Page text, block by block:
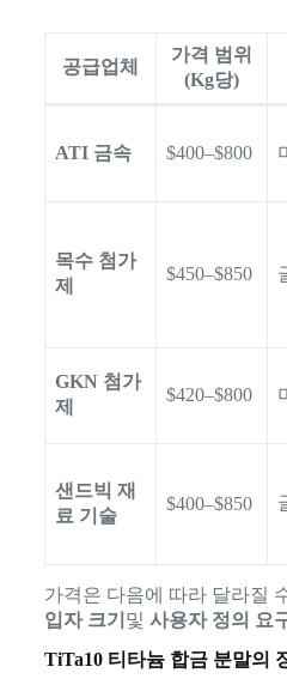
공급업체
가격 범위
(Kg당)
ATI 금속 $400–$800
목수 첨가
제
$450–$850
GKN 첨가
제
$420–$800
샌드빅 재
료 기술
$400–$850
가격은 다음에 따라 달라질
입자 크기 및 사용자 정의 요
TiTa10 티타늄 합금 분말의